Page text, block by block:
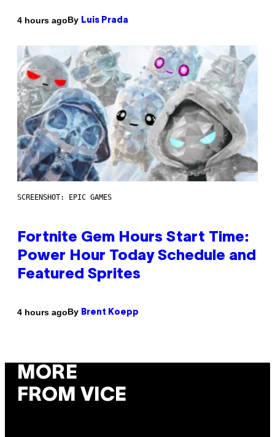
4 hours agoBy Luis Prada
SCREENSHOT: EPIC GAMES
Fortnite Gem Hours Start Time:
Power Hour Today Schedule and
Featured Sprites
4 hours agoBy Brent Koepp
MORE
FROM VICE